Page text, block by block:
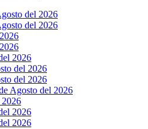
del 2026
del 2026
2026
del 2026
del 2026
Agosto del 2026
2026
2026
2026